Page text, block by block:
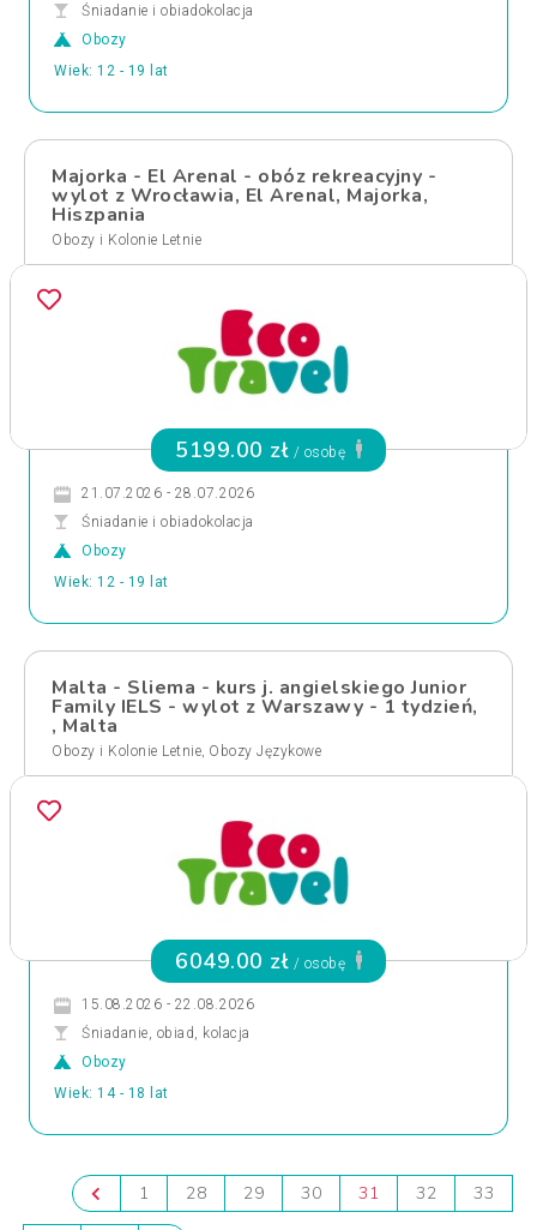
Śniadanie i obiadokolacja
Obozy
Wiek: 12 - 19 lat
Majorka - El Arenal - obóz rekreacyjny -
wylot z Wrocławia, El Arenal, Majorka,
Hiszpania
Obozy i Kolonie Letnie
5199.00 zł / osobę
21.07.2026 - 28.07.2026
Śniadanie i obiadokolacja
Obozy
Wiek: 12 - 19 lat
Malta - Sliema - kurs j. angielskiego Junior
Family IELS - wylot z Warszawy - 1 tydzień,
, Malta
Obozy i Kolonie Letnie, Obozy Językowe
6049.00 zł / osobę
15.08.2026 - 22.08.2026
Śniadanie, obiad, kolacja
Obozy
Wiek: 14 - 18 lat
1 28 29 30 31 32 33